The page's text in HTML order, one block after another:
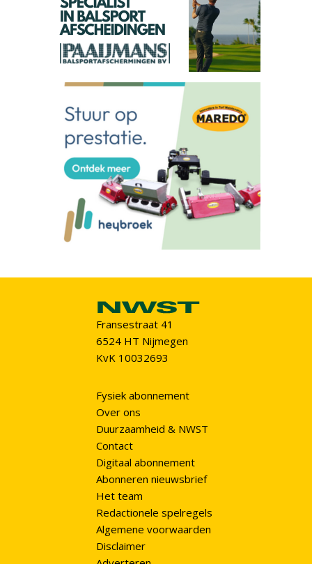
Fransestraat 41
6524 HT Nijmegen
KvK 10032693
Fysiek abonnement
Over ons
Duurzaamheid & NWST
Contact
Digitaal abonnement
Abonneren nieuwsbrief
Het team
Redactionele spelregels
Algemene voorwaarden
Disclaimer